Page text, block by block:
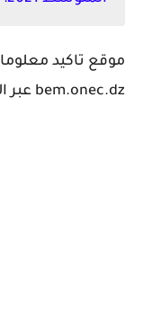
bem.onec.dz عبر الرابط التالي: